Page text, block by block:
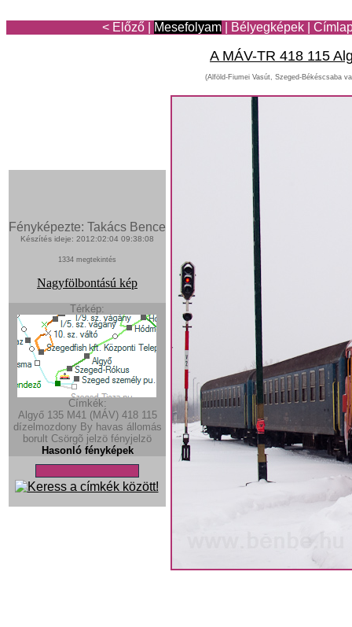
< Előző Mesefolyam Bélyegképek
A MÁV-TR 418 115
(Alföld-Fiumei Vasút, Szeged-Békéscsaba
Fényképezte: Takács Bence
Készítés ideje: 2012:02:04 09:38:08
1334 megtekintés
Nagyfölbontású kép
Térkép:
Címkék:
Algyő 135 M41 (MÁV) 418 115
dízelmozdony By havas állomás
borult Csörgõ jelzö fényjelzö
Hasonló fényképek